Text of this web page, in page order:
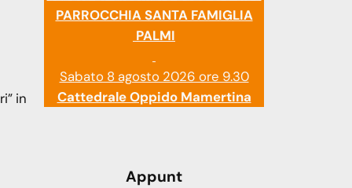
in
PARROCCHIA SANTA FAMIGLIA
PALMI
Sabato 8 agosto 2026 ore 9.30
Cattedrale Oppido Mamertina
Appunt